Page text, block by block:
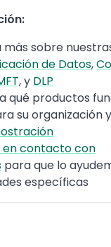
más sobre
de Datos,
, y DLP
qué productos
su organización
en contacto con
para que lo
específicas